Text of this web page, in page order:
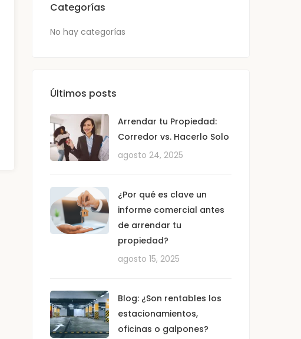
Categorías
No hay categorías
Últimos posts
Arrendar tu Propiedad:
Corredor vs. Hacerlo Solo
agosto 24, 2025
¿Por qué es clave un
informe comercial antes
de arrendar tu
propiedad?
agosto 15, 2025
Blog: ¿Son rentables los
estacionamientos,
oficinas o galpones?